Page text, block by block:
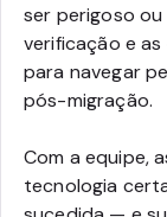
ser perigoso ou
verificação e
para navegar
pós-migração.
Com a equipe,
tecnologia